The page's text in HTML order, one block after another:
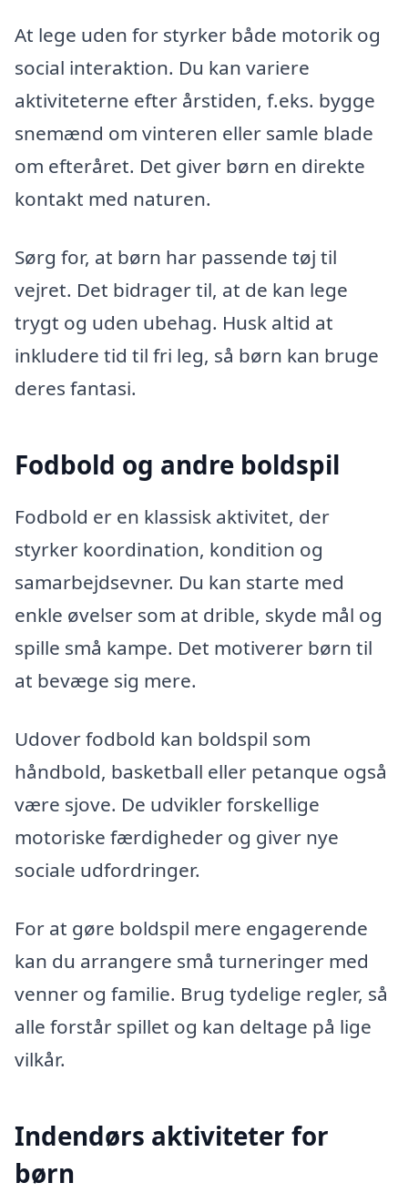
At lege uden for styrker både motorik og
social interaktion. Du kan variere
aktiviteterne efter årstiden, f.eks. bygge
snemænd om vinteren eller samle blade
om efteråret. Det giver børn en direkte
kontakt med naturen.
Sørg for, at børn har passende tøj til
vejret. Det bidrager til, at de kan lege
trygt og uden ubehag. Husk altid at
inkludere tid til fri leg, så børn kan bruge
deres fantasi.
Fodbold og andre boldspil
Fodbold er en klassisk aktivitet, der
styrker koordination, kondition og
samarbejdsevner. Du kan starte med
enkle øvelser som at drible, skyde mål og
spille små kampe. Det motiverer børn til
at bevæge sig mere.
Udover fodbold kan boldspil som
håndbold, basketball eller petanque også
være sjove. De udvikler forskellige
motoriske færdigheder og giver nye
sociale udfordringer.
For at gøre boldspil mere engagerende
kan du arrangere små turneringer med
venner og familie. Brug tydelige regler, så
alle forstår spillet og kan deltage på lige
vilkår.
Indendørs aktiviteter for
børn